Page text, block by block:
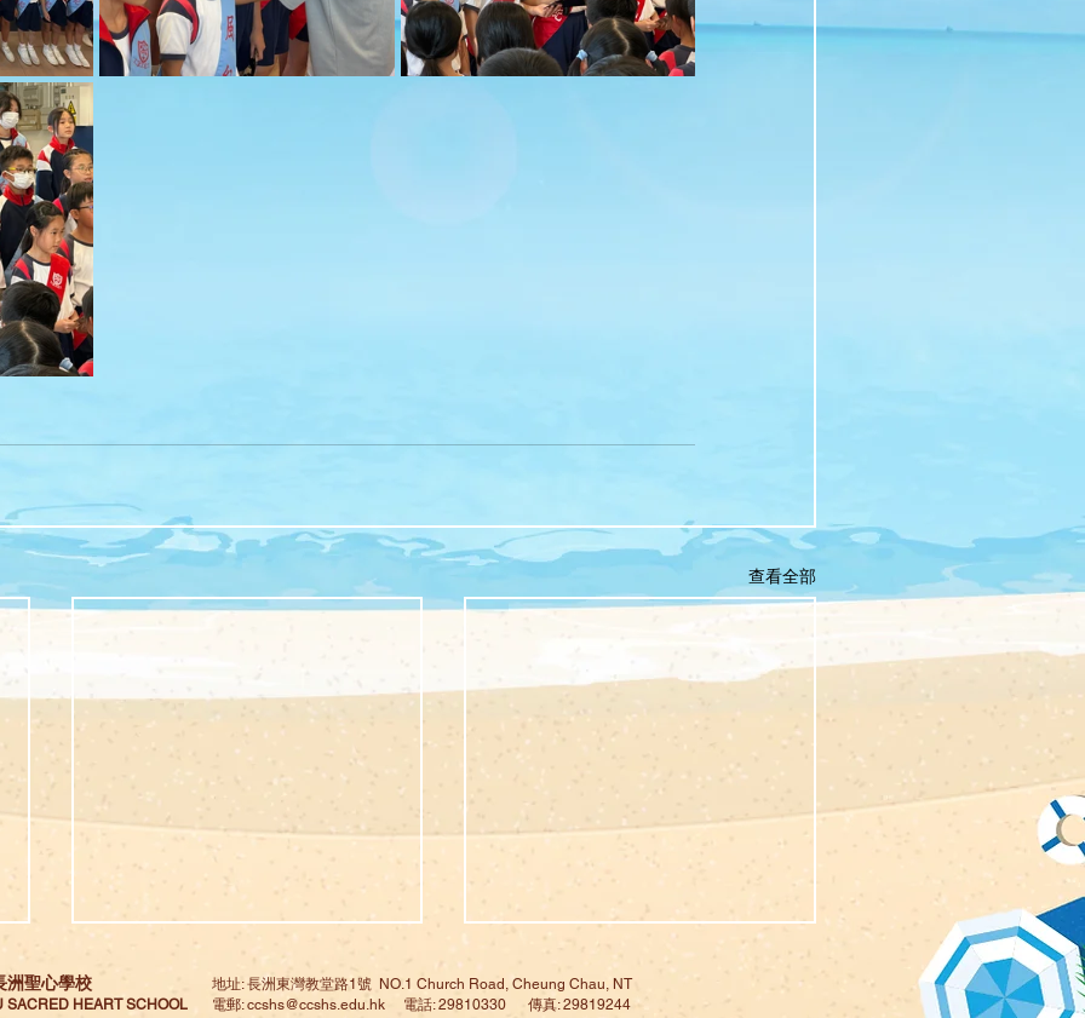
查看全部
地址: 長洲東灣教堂路1號 NO.1 Church Road, Cheung Chau, NT
電郵:ccshs@ccshs.edu.hk 電話: 29810330 傳真: 29819244
洲聖心學校
SACRED HEART SCHOOL